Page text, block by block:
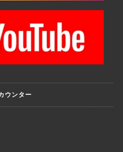
ウンター